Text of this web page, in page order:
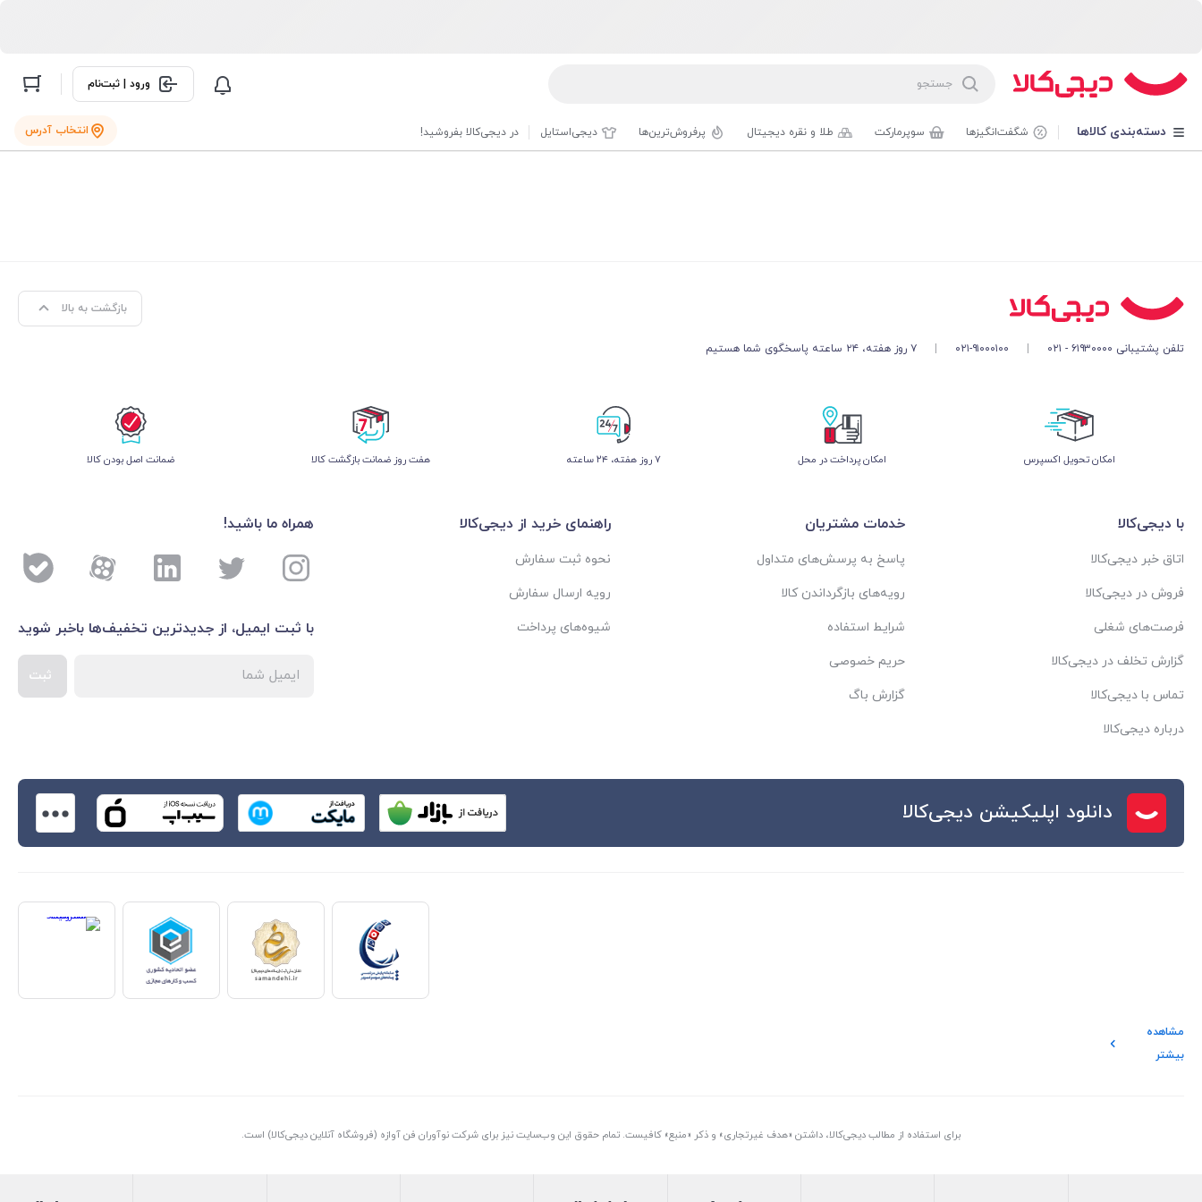
ورود | ثبت‌نام
دسته‌بندی کالاها شگفت‌انگیزها سوپرمارکت طلا و نقره دیجیتال پرفروش‌ترین‌ها دیجی‌استایل در دیجی‌کالا بفروشید! انتخاب آدرس
بازگشت به بالا
تلفن پشتیبانی ۶۱۹۳۰۰۰۰ - ۰۲۱ ۰۲۱-۹۱۰۰۰۱۰۰ ۷ روز هفته، ۲۴ ساعته پاسخگوی شما هستیم
اﻣﮑﺎن ﺗﺤﻮﯾﻞ اﮐﺴﭙﺮس امکان پرداخت در محل ۷ روز ﻫﻔﺘﻪ، ۲۴ ﺳﺎﻋﺘﻪ هفت روز ضمانت بازگشت کالا ﺿﻤﺎﻧﺖ اﺻﻞ ﺑﻮدن ﮐﺎﻟﺎ
با دیجی‌کالا
اتاق خبر دیجی‌کالا
فروش در دیجی‌کالا
فرصت‌های شغلی
گزارش تخلف در دیجی‌کالا
تماس با دیجی‌کالا
درباره دیجی‌کالا
خدمات مشتریان
پاسخ به پرسش‌های متداول
رویه‌های بازگرداندن کالا
شرایط استفاده
حریم خصوصی
گزارش باگ
راهنمای خرید از دیجی‌کالا
نحوه ثبت سفارش
رویه ارسال سفارش
شیوه‌های پرداخت
همراه ما باشید!
با ثبت ایمیل، از جدید‌ترین تخفیف‌ها با‌خبر شوید
ثبت
دانلود اپلیکیشن دیجی‌کالا
اطلاعات بیشتر
مشاهده
بیشتر
برای استفاده از مطالب دیجی‌کالا، داشتن «هدف غیرتجاری» و ذکر «منبع» کافیست. تمام حقوق اين وب‌سايت نیز برای شرکت نوآوران فن آوازه (فروشگاه آنلاین دیجی‌کالا) است.